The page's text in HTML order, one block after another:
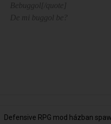
Bebuggol[/quote]
De mi buggol be?
Defensive RPG mod házban